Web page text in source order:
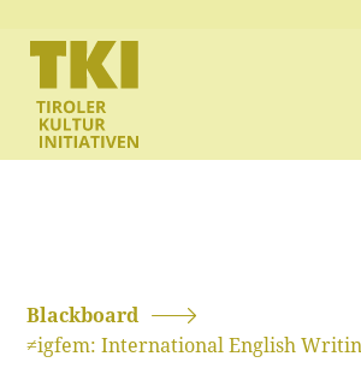
Blackboard
≠igfem: International English